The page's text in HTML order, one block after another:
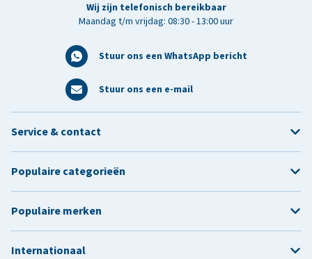
Wij zijn telefonisch bereikbaar
Maandag t/m vrijdag: 08:30 - 13:00 uur
Stuur ons een WhatsApp bericht
Stuur ons een e-mail
Service & contact
Populaire categorieën
Populaire merken
Internationaal